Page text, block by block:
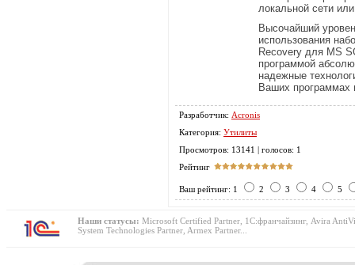
локальной сети
Высочайший
использования
Recovery для MS
программой
надежные
Ваших
Разработчик: Acronis
Категория: Утилиты
Просмотров: 13141 | голосов: 1
Рейтинг
Ваш рейтинг: 1 2 3 4 5
Наши статусы: Microsoft Certified Partner, 1С:франчайзинг, Avira
System Technologies Partner, Armex Partner...